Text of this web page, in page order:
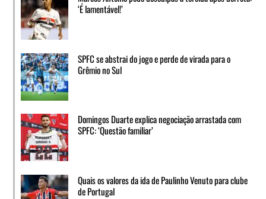
‘É lamentável!’
SPFC se abstrai do jogo e perde de virada para o
Grêmio no Sul
Domingos Duarte explica negociação arrastada com
SPFC: ‘Questão familiar’
Quais os valores da ida de Paulinho Venuto para clube
de Portugal